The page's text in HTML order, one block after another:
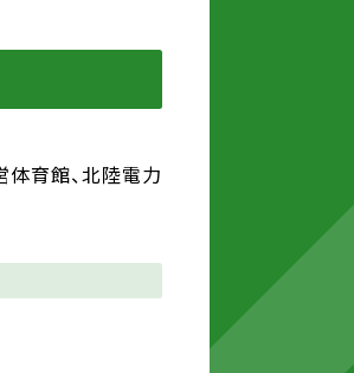
育館、北陸電力